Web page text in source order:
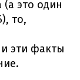
(а это один
то,
эти факты